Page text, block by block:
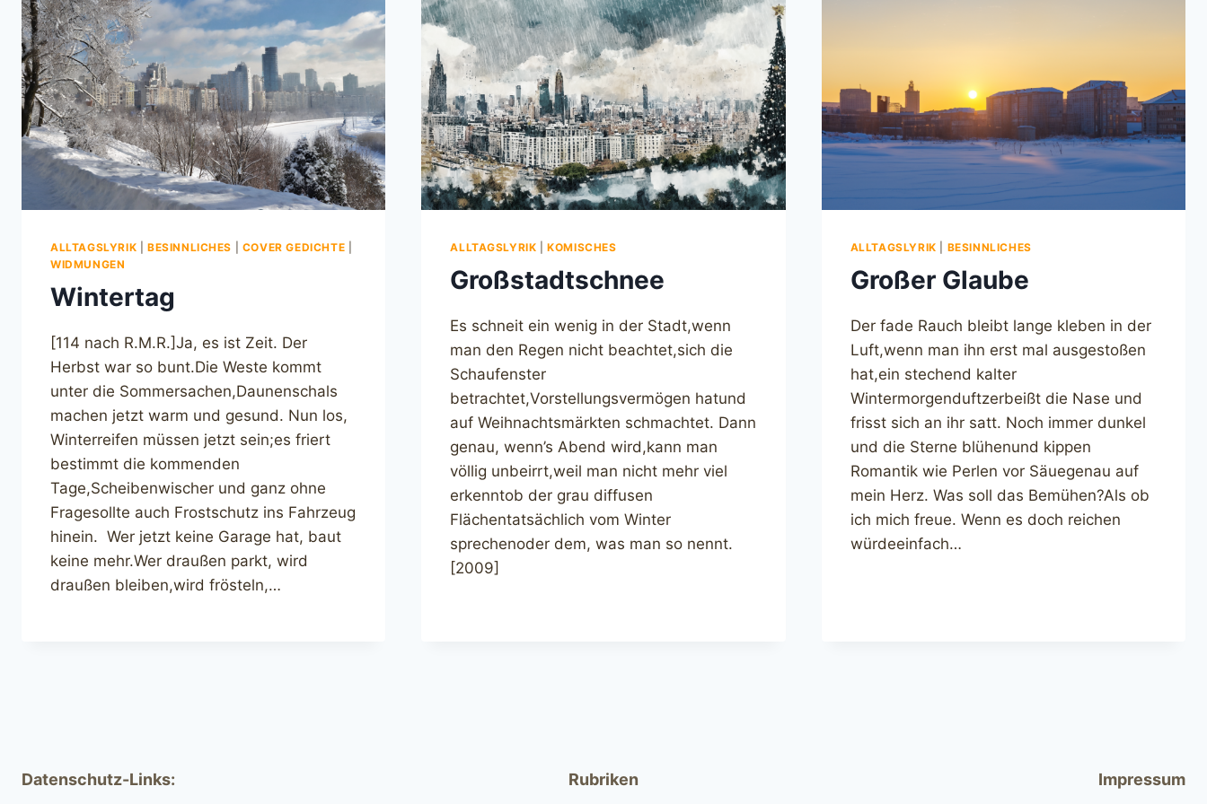
ALLTAGSLYRIK BESINNLICHES COVER GEDICHTE
WIDMUNGEN
Wintertag
[114 nach R.M.R.]Ja, es ist Zeit. Der
Herbst war so bunt.Die Weste kommt
unter die Sommersachen,Daunenschals
machen jetzt warm und gesund. Nun los,
Winterreifen müssen jetzt sein;es friert
bestimmt die kommenden
Tage,Scheibenwischer und ganz ohne
Fragesollte auch Frostschutz ins Fahrzeug
hinein. Wer jetzt keine Garage hat, baut
keine mehr.Wer draußen parkt, wird
draußen bleiben,wird frösteln,…
ALLTAGSLYRIK |KOMISCHES
Großstadtschnee
Es schneit ein wenig in der Stadt,wenn
man den Regen nicht beachtet,sich die
Schaufenster
betrachtet,Vorstellungsvermögen hatund
auf Weihnachtsmärkten schmachtet. Dann
genau, wenn’s Abend wird,kann man
völlig unbeirrt,weil man nicht mehr viel
erkenntob der grau diffusen
Flächentatsächlich vom Winter
sprechenoder dem, was man so nennt.
[2009]
ALLTAGSLYRIK BESINNLICHES
Großer Glaube
Der fade Rauch bleibt lange kleben in der
Luft,wenn man ihn erst mal ausgestoßen
hat,ein stechend kalter
Wintermorgenduftzerbeißt die Nase und
frisst sich an ihr satt. Noch immer dunkel
und die Sterne blühenund kippen
Romantik wie Perlen vor Säuegenau auf
mein Herz. Was soll das Bemühen?Als ob
ich mich freue. Wenn es doch reichen
würdeeinfach…
Datenschutz-Links: Rubriken Impressum